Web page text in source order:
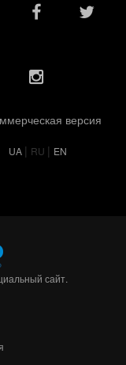
версия
UA | RU | EN
сайт.